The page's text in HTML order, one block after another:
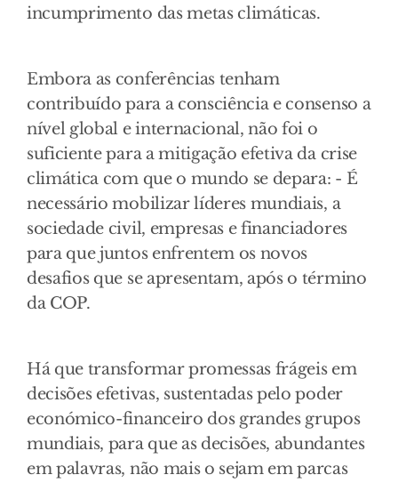
incumprimento das metas climáticas.
Embora as conferências tenham
contribuído para a consciência e consenso a
nível global e internacional, não foi o
suficiente para a mitigação efetiva da crise
climática com que o mundo se depara: - É
necessário mobilizar líderes mundiais, a
sociedade civil, empresas e financiadores
para que juntos enfrentem os novos
desafios que se apresentam, após o término
da COP.
Há que transformar promessas frágeis em
decisões efetivas, sustentadas pelo poder
económico-financeiro dos grandes grupos
mundiais, para que as decisões, abundantes
em palavras, não mais o sejam em parcas